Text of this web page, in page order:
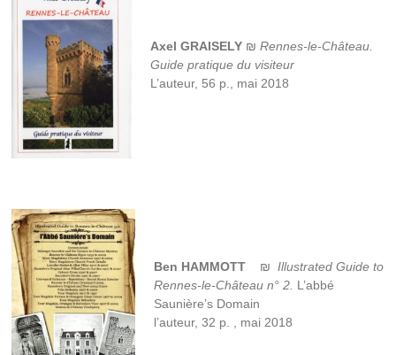
Axel GRAISELY ₪Rennes-le-Château.
Guide pratique du visiteur
L’auteur, 56 p., mai 2018
Ben HAMMOTT ₪Illustrated Guide to
Rennes-le-Château n° 2. L’abbé
Saunière’s Domain
l’auteur, 32 p. , mai 2018